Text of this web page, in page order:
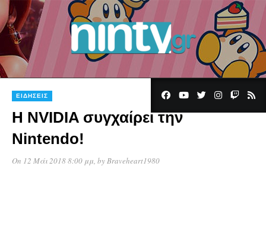
ΕΙΔΉΣΕΙΣ
H NVIDIA συγχαίρει την
Nintendo!
On 12 Μάι 2018 8:00 μμ, byBraveheart1980